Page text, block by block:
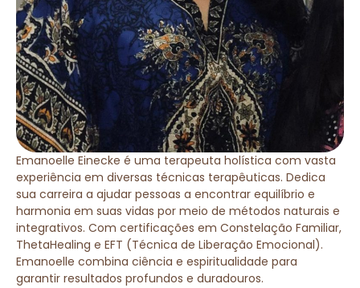
Emanoelle Einecke é uma terapeuta holística com vasta
experiência em diversas técnicas terapêuticas. Dedica
sua carreira a ajudar pessoas a encontrar equilíbrio e
harmonia em suas vidas por meio de métodos naturais e
integrativos. Com certificações em Constelação Familiar,
ThetaHealing e EFT (Técnica de Liberação Emocional).
Emanoelle combina ciência e espiritualidade para
garantir resultados profundos e duradouros.